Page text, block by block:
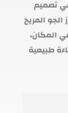
في تصميم
المريح
المكان،
طبيعية